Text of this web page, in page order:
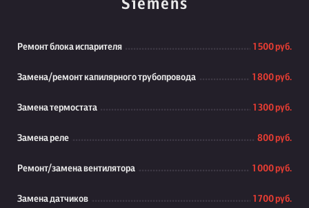
Siemens
Ремонт блока испарителя 1 500 руб.
Замена/ремонт капилярного трубопровода 1 800 руб.
Замена термостата 1 300 руб.
Замена реле 800 руб.
Ремонт/замена вентилятора 1 000 руб.
Замена датчиков 1 700 руб.